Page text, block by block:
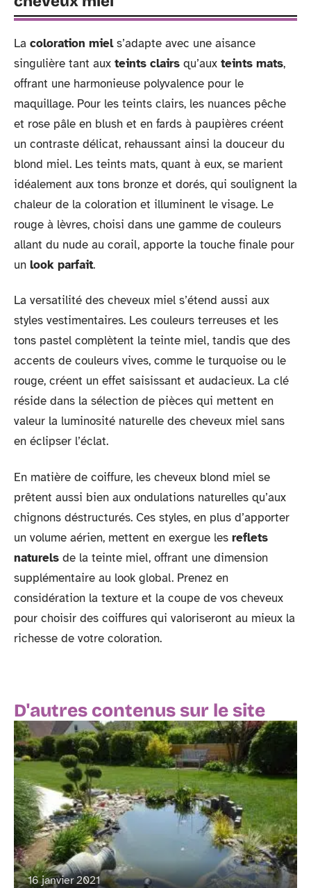
La coloration miels’adapte avec une aisance
singulière tant aux teints clairs qu’aux teints mats,
offrant une harmonieuse polyvalence pour le
maquillage. Pour les teints clairs, les nuances pêche
et rose pâle en blush et en fards à paupières créent
un contraste délicat, rehaussant ainsi la douceur du
blond miel. Les teints mats, quant à eux, se marient
idéalement aux tons bronze et dorés, qui soulignent la
chaleur de la coloration et illuminent le visage. Le
rouge à lèvres, choisi dans une gamme de couleurs
allant du nude au corail, apporte la touche finale pour
un look parfait.
La versatilité des cheveux miel s’étend aussi aux
styles vestimentaires. Les couleurs terreuses et les
tons pastel complètent la teinte miel, tandis que des
accents de couleurs vives, comme le turquoise ou le
rouge, créent un effet saisissant et audacieux. La clé
réside dans la sélection de pièces qui mettent en
valeur la luminosité naturelle des cheveux miel sans
en éclipser l’éclat.
En matière de coiffure, les cheveux blond miel se
prêtent aussi bien aux ondulations naturelles qu’aux
chignons déstructurés. Ces styles, en plus d’apporter
un volume aérien, mettent en exergue les reflets
naturels de la teinte miel, offrant une dimension
supplémentaire au look global. Prenez en
considération la texture et la coupe de vos cheveux
pour choisir des coiffures qui valoriseront au mieux la
richesse de votre coloration.
D'autres contenus sur le site
16 janvier 2021